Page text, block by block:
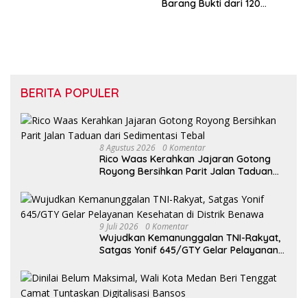
Barang Bukti dari 120
BERITA POPULER
8 Agustus 2026 0 Komentar
Rico Waas Kerahkan Jajaran Gotong
Royong Bersihkan Parit Jalan Taduan
9 Juli 2026 0 Komentar
Wujudkan Kemanunggalan TNI-Rakyat,
Satgas Yonif 645/GTY Gelar Pelayanan